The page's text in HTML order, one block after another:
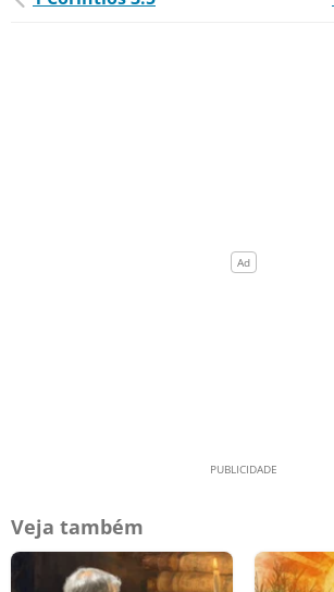
Veja também